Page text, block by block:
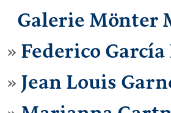
Galerie Mönter
Federico García
Jean Louis